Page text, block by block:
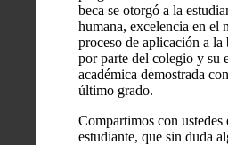
beca se otorgó a la
humana, excelencia en el
proceso de aplicación a la
por parte del colegio y su
académica demostrada
último grado.
Compartimos con ustedes
estudiante, que sin duda